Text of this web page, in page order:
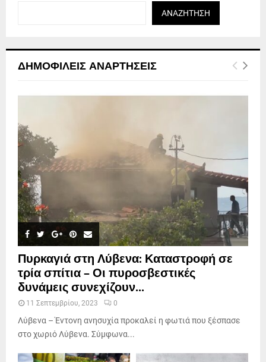
ΑΝΑΖΉΤΗΣΗ
ΔΗΜΟΦΙΛΕΊΣ ΑΝΑΡΤΉΣΕΙΣ
Πυρκαγιά στη Λύβενα: Καταστροφή σε
τρία σπίτια – Οι πυροσβεστικές
δυνάμεις συνεχίζουν...
11 Σεπτεμβρίου, 2023 0
Λύβενα – Έντονη ανησυχία προκαλεί η φωτιά που ξέσπασε
στο χωριό Λύβενα. Σύμφωνα...